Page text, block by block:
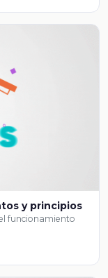
y principios
funcionamiento